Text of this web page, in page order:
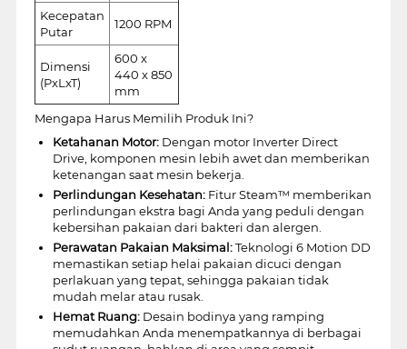
Kecepatan
Putar
1200 RPM
Dimensi
(PxLxT)
600 x
440 x 850
mm
Mengapa Harus Memilih Produk Ini?
Ketahanan Motor:Dengan motor Inverter Direct
Drive, komponen mesin lebih awet dan memberikan
ketenangan saat mesin bekerja.
Perlindungan Kesehatan:Fitur Steam™ memberikan
perlindungan ekstra bagi Anda yang peduli dengan
kebersihan pakaian dari bakteri dan alergen.
Perawatan Pakaian Maksimal:Teknologi 6 Motion DD
memastikan setiap helai pakaian dicuci dengan
perlakuan yang tepat, sehingga pakaian tidak
mudah melar atau rusak.
Hemat Ruang:Desain bodinya yang ramping
memudahkan Anda menempatkannya di berbagai